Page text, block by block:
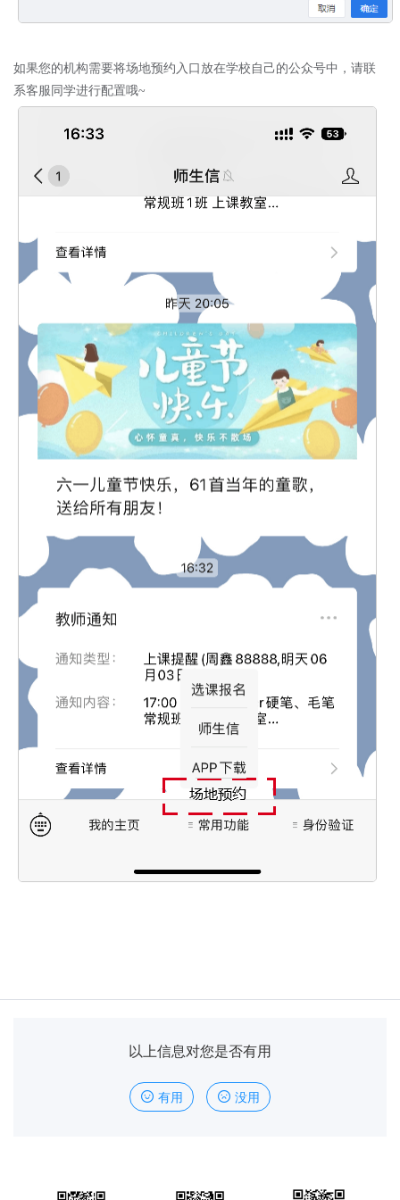
如果您的机构需要将场地预约入口放在学校自己的公众号中，请联
系客服同学进行配置哦~
以上信息对您是否有用
有用 没用